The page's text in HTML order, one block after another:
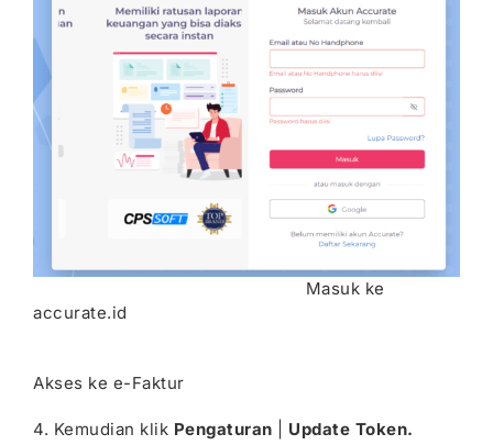
Masuk ke
accurate.id
Akses ke e-Faktur
4. Kemudian klik Pengaturan Update Token.